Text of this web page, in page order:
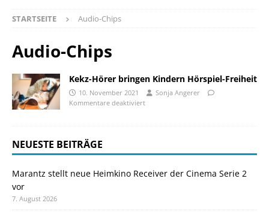
STARTSEITE Audio-Chips
Audio-Chips
Kekz-Hörer bringen Kindern Hörspiel-Freiheit
10. November 2021
Sonja Angerer
Kommentare deaktiviert
NEUESTE BEITRÄGE
Marantz stellt neue Heimkino Receiver der Cinema Serie 2
vor
7. August 2026